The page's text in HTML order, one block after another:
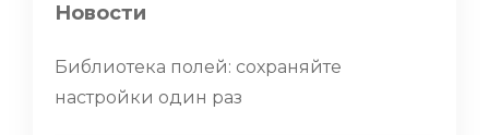
Новости
Библиотека полей: сохраняйте
настройки один раз